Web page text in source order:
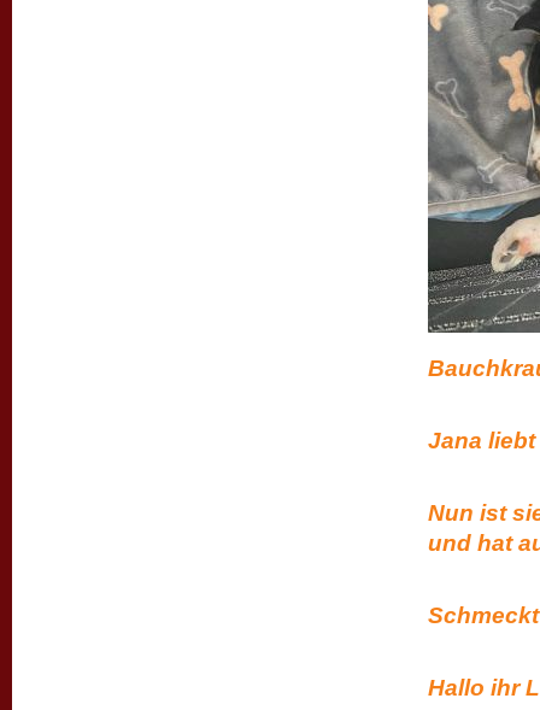
Jana liebt
Nun ist
und hat